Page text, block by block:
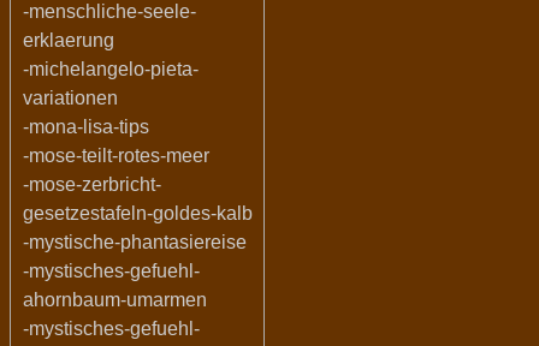
-menschliche-seele-
erklaerung
-michelangelo-pieta-
variationen
-mona-lisa-tips
-mose-teilt-rotes-meer
-mose-zerbricht-
gesetzestafeln-goldes-kalb
-mystische-phantasiereise
-mystisches-gefuehl-
ahornbaum-umarmen
-mystisches-gefuehl-